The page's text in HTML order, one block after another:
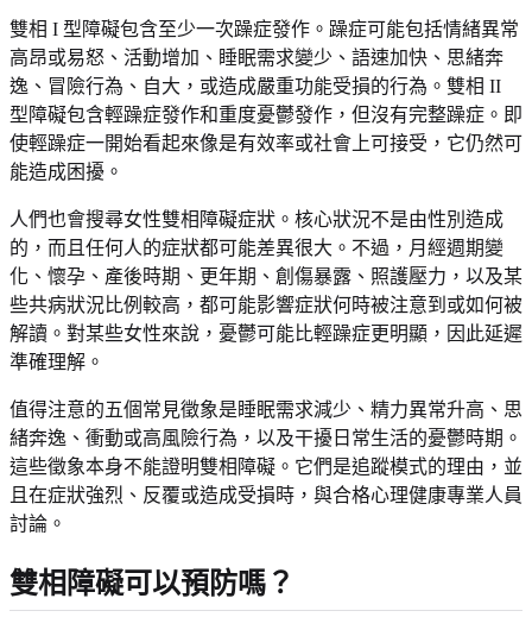
雙相 I 型障礙包含至少一次躁症發作。躁症可能包括情緒異常
高昂或易怒、活動增加、睡眠需求變少、語速加快、思緒奔
逸、冒險行為、自大，或造成嚴重功能受損的行為。雙相 II
型障礙包含輕躁症發作和重度憂鬱發作，但沒有完整躁症。即
使輕躁症一開始看起來像是有效率或社會上可接受，它仍然可
能造成困擾。
人們也會搜尋女性雙相障礙症狀。核心狀況不是由性別造成
的，而且任何人的症狀都可能差異很大。不過，月經週期變
化、懷孕、產後時期、更年期、創傷暴露、照護壓力，以及某
些共病狀況比例較高，都可能影響症狀何時被注意到或如何被
解讀。對某些女性來說，憂鬱可能比輕躁症更明顯，因此延遲
準確理解。
值得注意的五個常見徵象是睡眠需求減少、精力異常升高、思
緒奔逸、衝動或高風險行為，以及干擾日常生活的憂鬱時期。
這些徵象本身不能證明雙相障礙。它們是追蹤模式的理由，並
且在症狀強烈、反覆或造成受損時，與合格心理健康專業人員
討論。
雙相障礙可以預防嗎？